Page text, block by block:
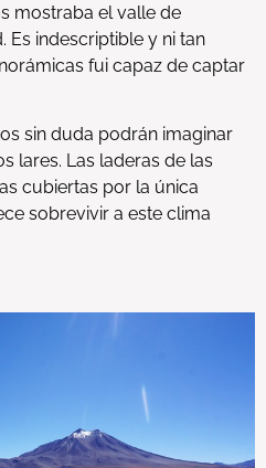
mostraba el valle de
Es indescriptible y ni tan
fui capaz de captar
sin duda podrán imaginar
lares. Las laderas de las
cubiertas por la única
sobrevivir a este clima